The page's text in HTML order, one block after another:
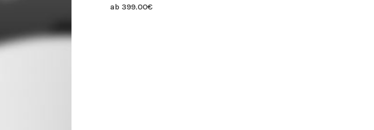
ab 399.00€